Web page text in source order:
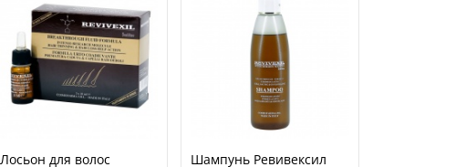
Лосьон для волос
Шампунь Ревивексил